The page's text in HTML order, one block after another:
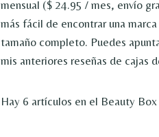
mensual ($ 24.95 / mes, envío
más fácil de encontrar una
tamaño completo. Puedes
mis anteriores reseñas de cajas
Hay 6 artículos en el Beauty